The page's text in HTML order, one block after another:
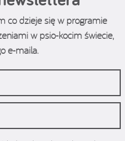
co dzieje się w programie
w psio-kocim świecie,
e-maila.